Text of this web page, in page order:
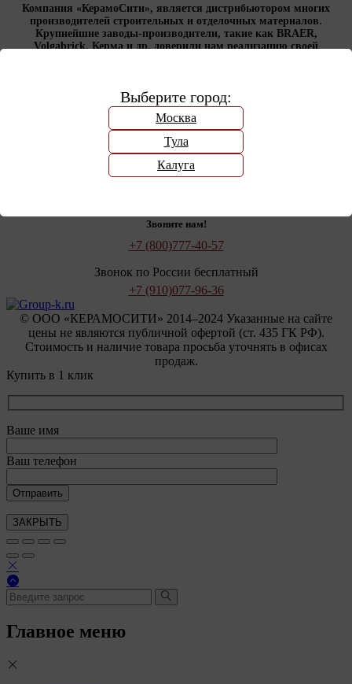
Компания «КерамоСити», является дистрибьютором многих
производителей строительных и отделочных материалов.
Крупнейшие заводы-производители, такие как BRAER,
Volgabrick, Керма и др. доверили нам реализацию своей
Производители
Звоните нам!
+7 (800)777-40-57
Звонок по России бесплатный
+7 (910)077-96-36
© OOO «КЕРАМОСИТИ» 2014–2024 Указанные на сайте
цены не являются публичной офертой (ст. 435 ГК РФ).
Стоимость и наличие товара просьба уточнять в офисах
продаж.
Выберите город:
Москва
Тула
Калуга
Купить в 1 клик
Ваше имя
Ваш телефон
ЗАКРЫТЬ
Главное меню